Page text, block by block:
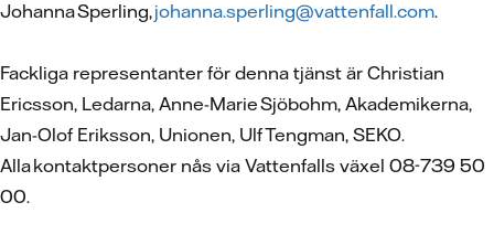
Johanna Sperling,johanna.sperling@vattenfall.com.
Fackliga representanter för denna tjänst är Christian
Ericsson, Ledarna, Anne-Marie Sjöbohm, Akademikerna,
Jan-Olof Eriksson, Unionen, Ulf Tengman, SEKO.
Alla kontaktpersoner nås via Vattenfalls växel 08-739 50
00.